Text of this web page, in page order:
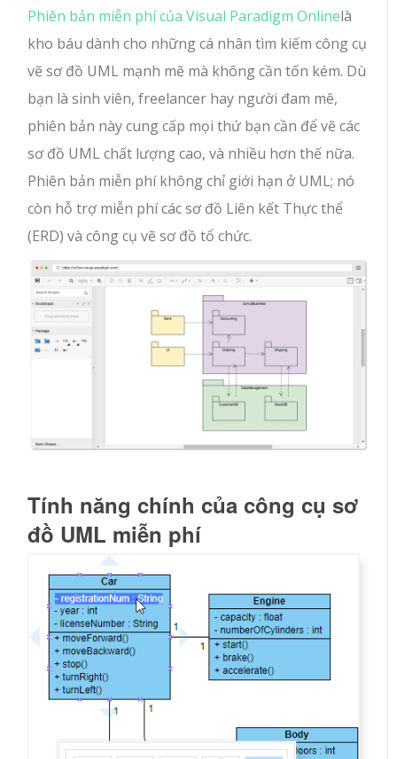
Phiên bản miễn phí của Visual Paradigm Onlinelà
kho báu dành cho những cá nhân tìm kiếm công cụ
vẽ sơ đồ UML mạnh mẽ mà không cần tốn kém. Dù
bạn là sinh viên, freelancer hay người đam mê,
phiên bản này cung cấp mọi thứ bạn cần để vẽ các
sơ đồ UML chất lượng cao, và nhiều hơn thế nữa.
Phiên bản miễn phí không chỉ giới hạn ở UML; nó
còn hỗ trợ miễn phí các sơ đồ Liên kết Thực thể
(ERD) và công cụ vẽ sơ đồ tổ chức.
Tính năng chính của công cụ sơ
đồ UML miễn phí